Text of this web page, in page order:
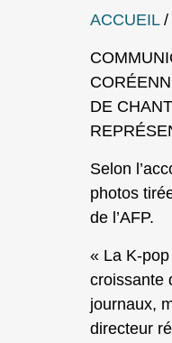
ACCUEIL/
DE
Selon
photos
de l’AFP.
« La K-
croissante
journaux,
directeur